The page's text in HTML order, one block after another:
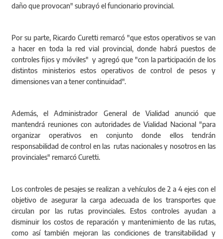
daño que provocan" subrayó el funcionario provincial.
Por su parte, Ricardo Curetti remarcó "que estos operativos se van
a hacer en toda la red vial provincial, donde habrá puestos de
controles fijos y móviles" y agregó que "con la participación de los
distintos ministerios estos operativos de control de pesos y
dimensiones van a tener continuidad".
Además, el Administrador General de Vialidad anunció que
mantendrá reuniones con autoridades de Vialidad Nacional "para
organizar operativos en conjunto donde ellos tendrán
responsabilidad de control en las rutas nacionales y nosotros en las
provinciales" remarcó Curetti.
Los controles de pesajes se realizan a vehículos de 2 a 4 ejes con el
objetivo de asegurar la carga adecuada de los transportes que
circulan por las rutas provinciales. Estos controles ayudan a
disminuir los costos de reparación y mantenimiento de las rutas,
como así también mejoran las condiciones de transitabilidad y